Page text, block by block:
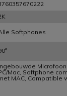
Softphones
Mac, Softphone
MAC, Compatible